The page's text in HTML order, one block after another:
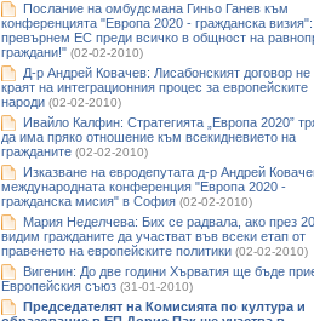
Послание на омбудсмана Гиньо Ганев към
конференцията "Европа 2020 - гражданска
превърнем ЕС преди всичко в общност на
граждани!" (02-02-2010)
Д-р Андрей Ковачев: Лисабонският договор не
краят на интеграционния процес за европейските
народи (02-02-2010)
Ивайло Калфин: Стратегията „Европа 2020”
да има пряко отношение към всекидневието на
гражданите (02-02-2010)
Изказване на евродепутата д-р Андрей
международната конференция "Европа 2020 -
гражданска мисия" в София (02-02-2010)
Мария Неделчева: Бих се радвала, ако през
видим гражданите да участват във всеки етап от
правенето на европейските политики (02-02-2010)
Вигенин: До две години Хърватия ще бъде
Европейския съюз (31-01-2010)
Председателят на Комисията по култура и